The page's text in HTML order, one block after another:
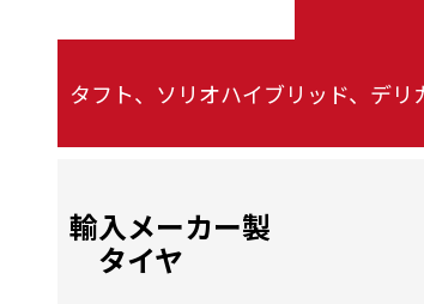
タフト、ソリオハイブリッド、デ
輸入メーカー製
タイヤ